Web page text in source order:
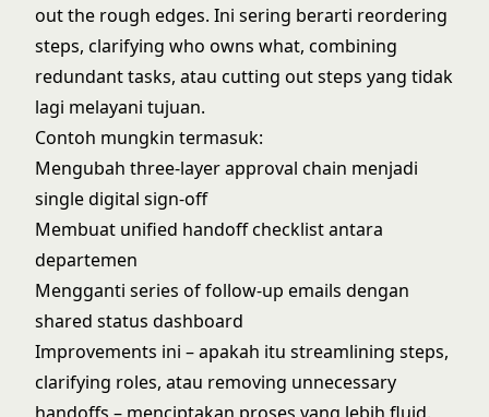
out the rough edges. Ini sering berarti reordering
steps, clarifying who owns what, combining
redundant tasks, atau cutting out steps yang tidak
lagi melayani tujuan.
Contoh mungkin termasuk:
Mengubah three-layer approval chain menjadi
single digital sign-off
Membuat unified handoff checklist antara
departemen
Mengganti series of follow-up emails dengan
shared status dashboard
Improvements ini – apakah itu streamlining steps,
clarifying roles, atau removing unnecessary